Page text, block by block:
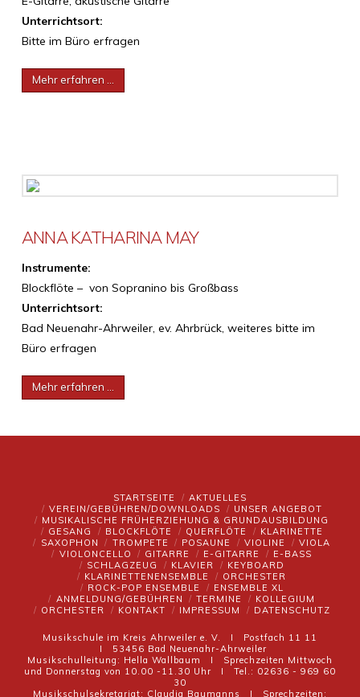
Unterrichtsort:
Bitte im Büro erfragen
Mehr erfahren …
ANNA KATHARINA MAY
Instrumente:
Blockflöte – von Sopranino bis Großbass
Unterrichtsort:
Bad Neuenahr-Ahrweiler, ev. Ahrbrück, weiteres bitte im
Büro erfragen
Mehr erfahren …
STARTSEITE
AKTUELLES
VEREIN/GEBÜHREN/DOWNLOADS
UNSER ANGEBOT
MUSIKALISCHE FRÜHERZIEHUNG & GRUNDAUSBILDUNG
GESANG
BLOCKFLÖTE QUERFLÖTE
KLARINETTE
SAXOPHON
TROMPETE POSAUNE VIOLINE
VIOLA
VIOLONCELLO
GITARRE E-GITARRE
E-BASS
SCHLAGZEUG
KLAVIER
KEYBOARD
KLARINETTENENSEMBLE
ORCHESTER
ROCK-POP ENSEMBLE
ENSEMBLE XL
ANMELDUNG/GEBÜHREN
TERMINE
KOLLEGIUM
ORCHESTER
KONTAKT IMPRESSUM DATENSCHUTZ
Musikschule im Kreis Ahrweiler e. V. I Postfach 11 11
I 53456 Bad Neuenahr-Ahrweiler
Musikschulleitung: Hella Wallbaum I Sprechzeiten Mittwoch
und Donnerstag von 10.00 -11.30 Uhr I Tel.: 02636 - 969 60
30
Musikschulsekretariat: Claudia Baumanns I Sprechzeiten: